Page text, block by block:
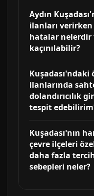
Aydın
ilanları verirken
hatalar nelerdir
kaçınılabilir?
Kuşadası'ndaki
ilanlarında
dolandırıcılık
tespit
Kuşadası'nın
çevre ilçeleri
daha fazla
sebepleri neler?